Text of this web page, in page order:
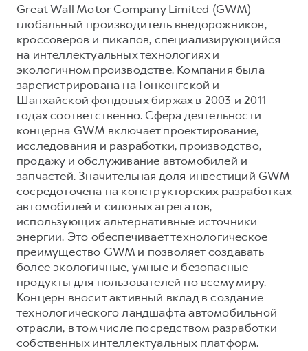
Great Wall Motor Company Limited (GWM) -
глобальный производитель внедорожников,
кроссоверов и пикапов, специализирующийся
на интеллектуальных технологиях и
экологичном производстве. Компания была
зарегистрирована на Гонконгской и
Шанхайской фондовых биржах в 2003 и 2011
годах соответственно. Сфера деятельности
концерна GWM включает проектирование,
исследования и разработки, производство,
продажу и обслуживание автомобилей и
запчастей. Значительная доля инвестиций GWM
сосредоточена на конструкторских разработках
автомобилей и силовых агрегатов,
использующих альтернативные источники
энергии. Это обеспечивает технологическое
преимущество GWM и позволяет создавать
более экологичные, умные и безопасные
продукты для пользователей по всему миру.
Концерн вносит активный вклад в создание
технологического ландшафта автомобильной
отрасли, в том числе посредством разработки
собственных интеллектуальных платформ.